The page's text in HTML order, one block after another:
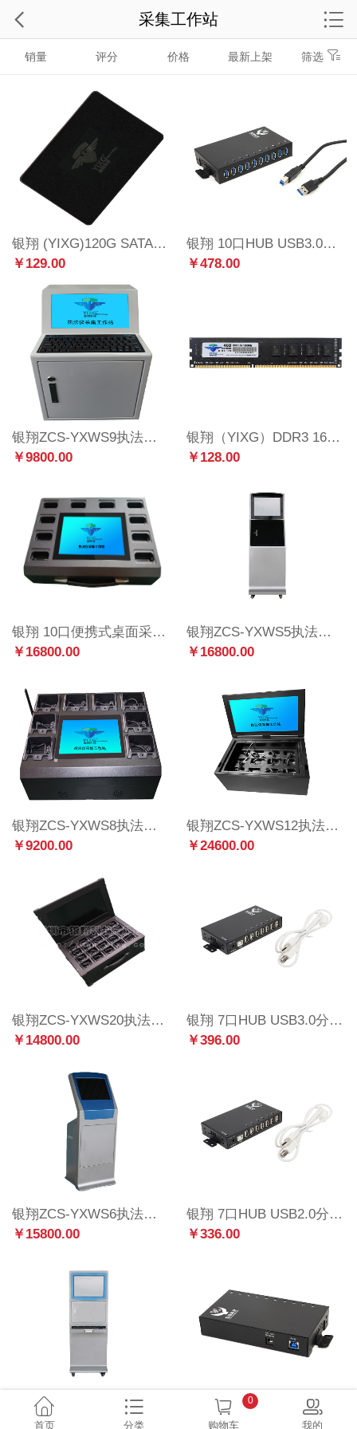
销量 评分 价格 最新上架 筛选
银翔 (YIXG)120G SATA3 SSD固态硬盘 笔记本台式机通用
￥129.00
银翔 10口HUB USB3.0分线器带电源 电脑USB扩展器
￥478.00
银翔ZCS-YXWS9执法数据采集工作站桌面式9口
￥9800.00
银翔（YIXG）DDR3 1600 4G 台式机内存条 全兼容
￥128.00
银翔 10口便携式桌面采集工作站
￥16800.00
银翔ZCS-YXWS5执法仪数据采集工作站立式20口
￥16800.00
银翔ZCS-YXWS8执法数据采集工作站便携式8口
￥9200.00
银翔ZCS-YXWS12执法数据采集工作站便携式12口
￥24600.00
银翔ZCS-YXWS20执法数据采集工作站便携式20口
￥14800.00
银翔 7口HUB USB3.0分线器带电源 电脑USB扩展器
￥396.00
银翔ZCS-YXWS6执法数据采集工作站立式16&20口 可定制
￥15800.00
银翔 7口HUB USB2.0分线器带电源 电脑USB扩展器
￥336.00
银翔 10口HUB USB2.0分线器带电源 电脑USB扩展器
采集工作站
首页 分类 购物车
0
我的